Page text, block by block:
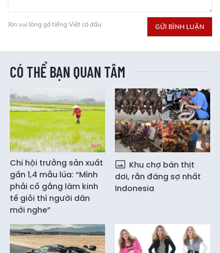
Xin vui lòng gõ tiếng Việt có dấu GỬI BÌNH LUẬN
CÓ THỂ BẠN QUAN TÂM
Chi hội trưởng sản xuất
gần 1,4 mẫu lúa: “Mình
phải cố gắng làm kinh
tế giỏi thì người dân
mới nghe”
Khu chợ bán thịt
dơi, rắn đáng sợ nhất
Indonesia